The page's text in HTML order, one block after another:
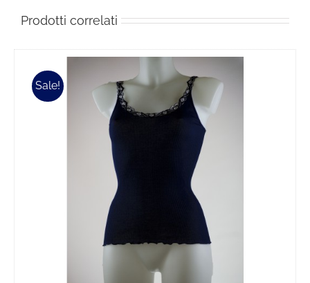
Prodotti correlati
Sale!